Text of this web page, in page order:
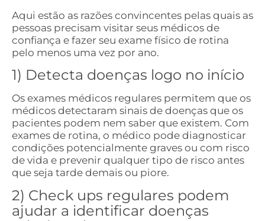
Aqui estão as razões convincentes pelas quais as
pessoas precisam visitar seus médicos de
confiança e fazer seu exame físico de rotina
pelo menos uma vez por ano.
1) Detecta doenças logo no início
Os exames médicos regulares permitem que os
médicos detectaram sinais de doenças que os
pacientes podem nem saber que existem. Com
exames de rotina, o médico pode diagnosticar
condições potencialmente graves ou com risco
de vida e prevenir qualquer tipo de risco antes
que seja tarde demais ou piore.
2) Check ups regulares podem
ajudar a identificar doenças